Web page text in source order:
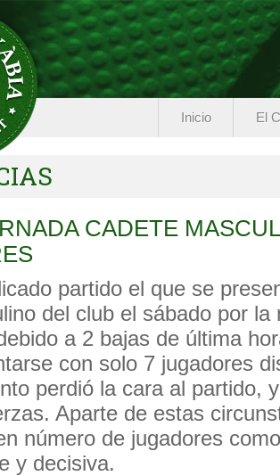
Inicio El
CADETE
partido el que se
del club el sábado por
a 2 bajas de última
con solo 7 jugadores
perdió la cara al partido,
Aparte de estas
número de jugadores
y decisiva.